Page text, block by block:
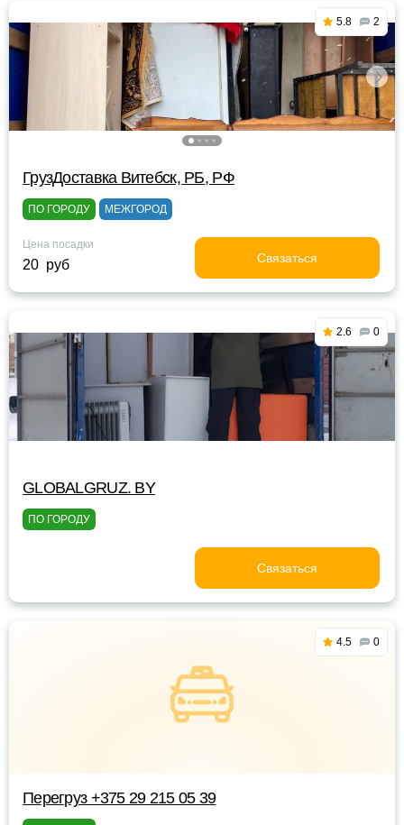
5.8 2
ГрузДоставка Витебск, РБ, РФ
ПО ГОРОДУ МЕЖГОРОД
Цена посадки
20 руб Связаться
2.6 0
GLOBALGRUZ. BY
ПО ГОРОДУ
Связаться
4.5 0
Перегруз +375 29 215 05 39